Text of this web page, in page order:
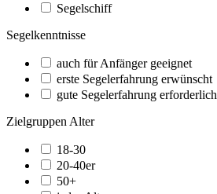
Segelschiff
Segelkenntnisse
auch für Anfänger geeignet
erste Segelerfahrung erwünscht
gute Segelerfahrung erforderlich
Zielgruppen Alter
18-30
20-40er
50+